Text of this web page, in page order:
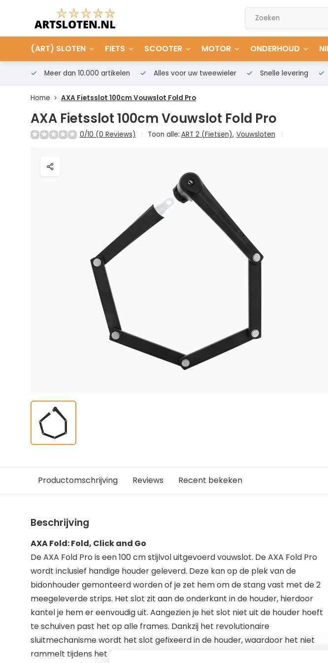
(ART) SLOTEN FIETS SCOOTER MOTOR ONDERHOUD
Meer dan 10.000 artikelen Alles voor uw tweewieler Snelle levering
Home AXA Fietsslot 100cm Vouwslot Fold Pro
AXA Fietsslot 100cm Vouwslot Fold Pro
0/10 (0 Reviews) Toon alle: ART 2 (Fietsen), Vouwsloten
Productomschrijving Reviews Recent bekeken
Beschrijving
AXA Fold: Fold, Click and Go
De AXA Fold Pro is een 100 cm stijlvol uitgevoerd vouwslot. De AXA Fold Pro
wordt inclusief handige houder geleverd. Deze kan op de plek van de
bidonhouder gemonteerd worden of je zet hem om de stang vast met de 2
meegeleverde strips. Het slot zit aan de onderkant in de houder, hierdoor
kantel je hem er eenvoudig uit. Aangezien je het slot niet uit de houder hoeft
te schuiven past het op alle frames. Dankzij het revolutionaire
sluitmechanisme wordt het slot gefixeerd in de houder, waardoor het niet
rammelt tijdens het fietsen. Dankzij de flexibele scharnierpunten is het slot